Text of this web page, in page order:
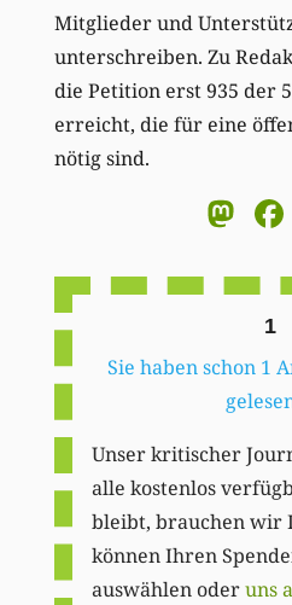
Mitglieder und
unterschreiben. Zu
die Petition erst 935 der
erreicht, die für eine
nötig sind.
1
Sie haben schon 1
Unser kritischer
alle kostenlos
bleibt, brauchen wir
können Ihren
auswählen oderuns